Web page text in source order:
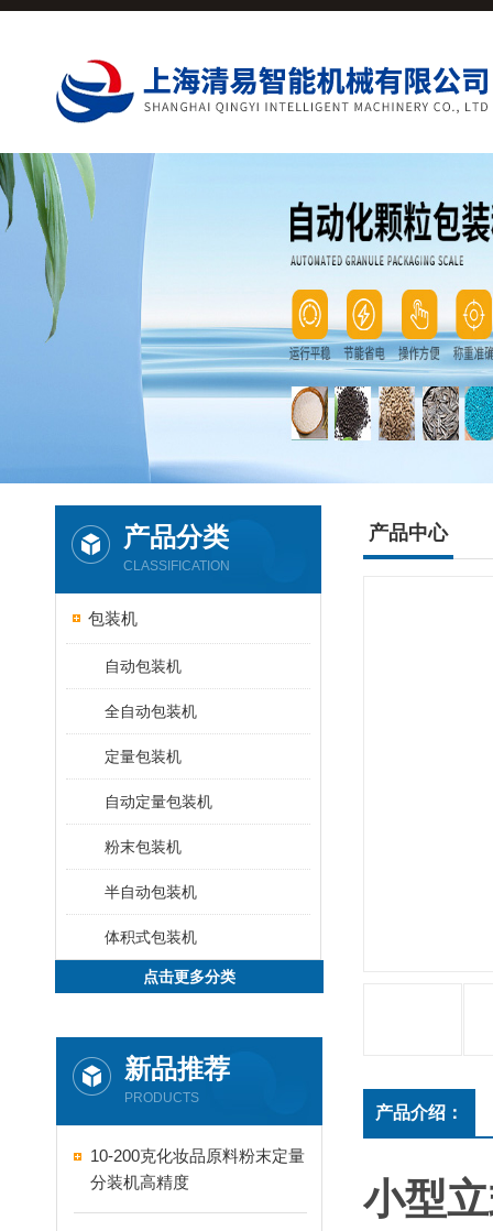
产品分类
CLASSIFICATION
包装机
自动包装机
全自动包装机
定量包装机
自动定量包装机
粉末包装机
半自动包装机
体积式包装机
点击更多分类
新品推荐
PRODUCTS
10-200克化妆品原料粉末定量
分装机高精度
产品中心
产品介绍：
小型